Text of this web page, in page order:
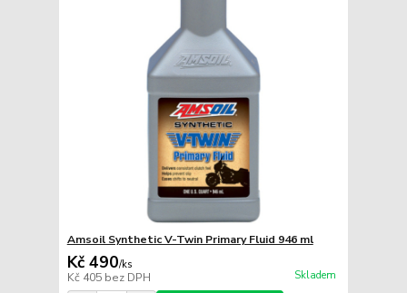
Amsoil Synthetic V-Twin Primary Fluid 946 ml
Kč 490/ks
Kč 405 bez DPH Skladem